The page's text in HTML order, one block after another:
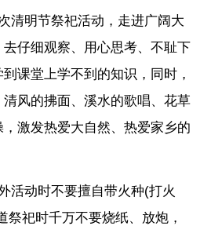
清明节祭祀活动，走进广阔大
仔细观察、用心思考、不耻下
课堂上学不到的知识，同时，
风的拂面、溪水的歌唱、花草
激发热爱大自然、热爱家乡的
活动时不要擅自带火种(打火
祭祀时千万不要烧纸、放炮，